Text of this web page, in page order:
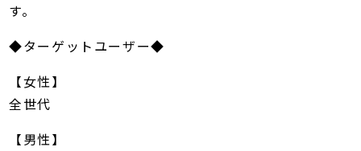
す。
◆ターゲットユーザー◆
【女性】
全世代
【男性】